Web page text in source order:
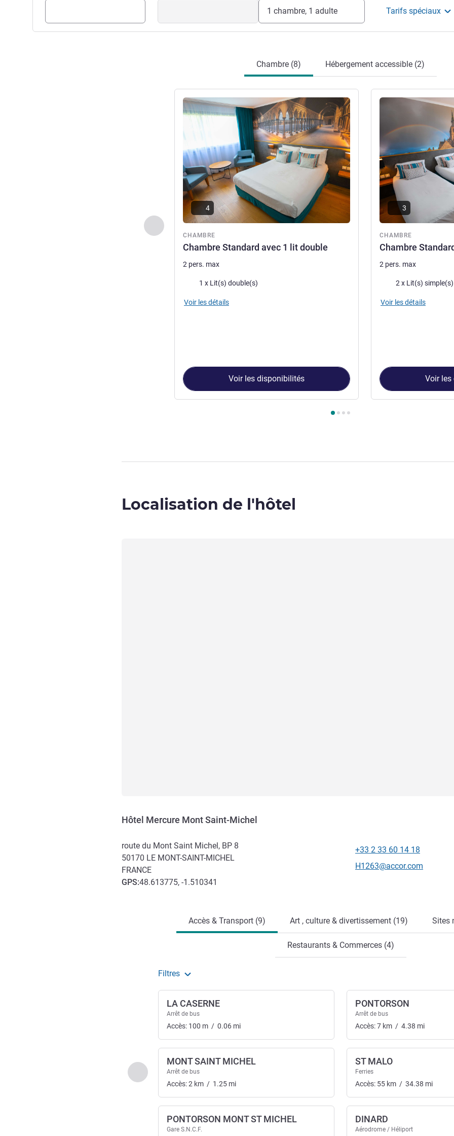
1 chambre, 1 adulte Tarifs spéciaux
Chambre (8) Hébergement accessible (2)
Précédent - Chambre
CHAMBRE
Chambre Standard avec 1 lit double
Voir les détails
4
2 pers. max
Literie1 x Lit(s) double(s)
Voir les détails
Voir les disponibilités
CHAMBRE
Chambre
Voir les détails
3
2 pers. max
Literie2 x Lit(s) simple(s)
Voir les détails
Voir
Localisation de l'hôtel
Hôtel Mercure Mont Saint-Michel
route du Mont Saint Michel, BP 8
50170 LE MONT-SAINT-MICHEL
FRANCE
GPS:48.613775, -1.510341
Téléphone
+33 2 33 60 14 18
Email de contact
H1263@accor.com
Accès & Transport (9) Art , culture & divertissement (19) Sites
Restaurants & Commerces (4)
Filtres
Précédent - Accès & Transport
LA CASERNE
Arrêt de bus
Accès: 100 m / 0.06 mi
MONT SAINT MICHEL
Arrêt de bus
Accès:2 km / 1.25 mi
PONTORSON MONT ST MICHEL
Gare S.N.C.F.
PONTORSON
Arrêt de bus
Accès:7 km / 4.38 mi
ST MALO
Ferries
Accès: 55 km / 34.38 mi
DINARD
Aérodrome / Héliport